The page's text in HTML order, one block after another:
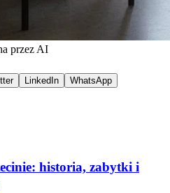
przez AI
LinkedIn WhatsApp
historia, zabytki i